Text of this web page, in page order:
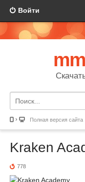
Войти
Полная версия сайта
Kraken
778